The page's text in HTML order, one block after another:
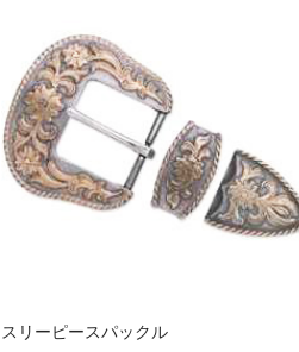
スリーピースパックル